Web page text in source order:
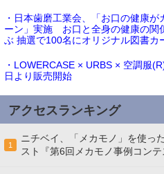
・日本歯磨工業会、「お口の健康
ーン」実施 お口と全身の健康の関
ぶ 抽選で100名にオリジナル図書カ
・LOWERCASE × URBS × 空調服
日より販売開始
アクセスランキング
1
ニチベイ、「メカモノ」を使っ
スト『第6回メカモノ事例コン